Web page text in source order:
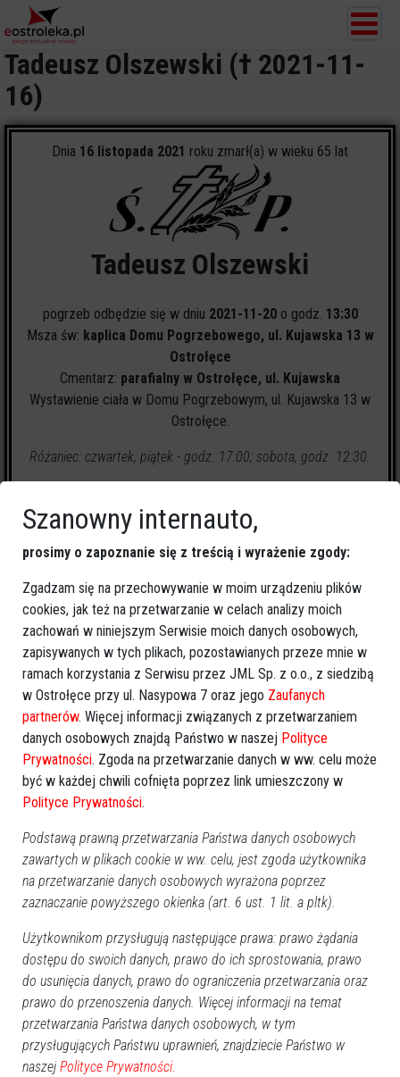
Tadeusz Olszewski († 2021-11-
16)
Dnia 16 listopada 2021 roku zmarł(a) w wieku 65 lat
Tadeusz Olszewski
pogrzeb odbędzie się w dniu 2021-11-20o godz. 13:30
Msza św: kaplica Domu Pogrzebowego, ul. Kujawska 13 w
Ostrołęce
Cmentarz: parafialny w Ostrołęce, ul. Kujawska
Wystawienie ciała w Domu Pogrzebowym, ul. Kujawska 13 w
Ostrołęce.
Różaniec: czwartek, piątek - godz. 17:00; sobota, godz. 12:30.
0zapalonych świeczek
🕯Zapal świeczkę ↗Udostępnij
wróć
Szanowny internauto,
prosimy o zapoznanie się z treścią i wyrażenie zgody:
Zgadzam się na przechowywanie w moim urządzeniu plików
cookies, jak też na przetwarzanie w celach analizy moich
zachowań w niniejszym Serwisie moich danych osobowych,
zapisywanych w tych plikach, pozostawianych przeze mnie w
ramach korzystania z Serwisu przez JML Sp. z o.o., z siedzibą
w Ostrołęce przy ul. Nasypowa 7 oraz jego Zaufanych
partnerów. Więcej informacji związanych z przetwarzaniem
danych osobowych znajdą Państwo w naszej Polityce
Prywatności. Zgoda na przetwarzanie danych w ww. celu może
być w każdej chwili cofnięta poprzez link umieszczony w
Polityce Prywatności.
Podstawą prawną przetwarzania Państwa danych osobowych
zawartych w plikach cookie w ww. celu, jest zgoda użytkownika
na przetwarzanie danych osobowych wyrażona poprzez
zaznaczanie powyższego okienka (art. 6 ust. 1 lit. a pltk).
Użytkownikom przysługują następujące prawa: prawo żądania
dostępu do swoich danych, prawo do ich sprostowania, prawo
do usunięcia danych, prawo do ograniczenia przetwarzania oraz
prawo do przenoszenia danych. Więcej informacji na temat
przetwarzania Państwa danych osobowych, w tym
przysługujących Państwu uprawnień, znajdziecie Państwo w
naszej Polityce Prywatności.